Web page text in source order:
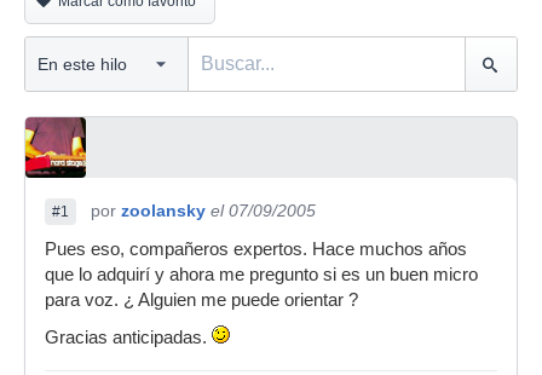
#1 por zoolansky el 07/09/2005
Pues eso, compañeros expertos. Hace muchos años
que lo adquirí y ahora me pregunto si es un buen micro
para voz. ¿ Alguien me puede orientar ?
Gracias anticipadas.